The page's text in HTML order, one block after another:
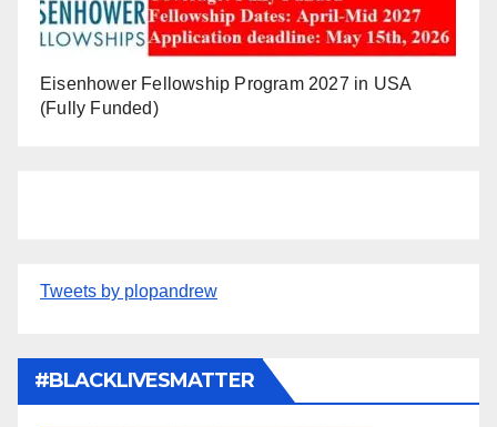
Eisenhower Fellowship Program 2027 in USA
(Fully Funded)
Tweets by plopandrew
#BLACKLIVESMATTER